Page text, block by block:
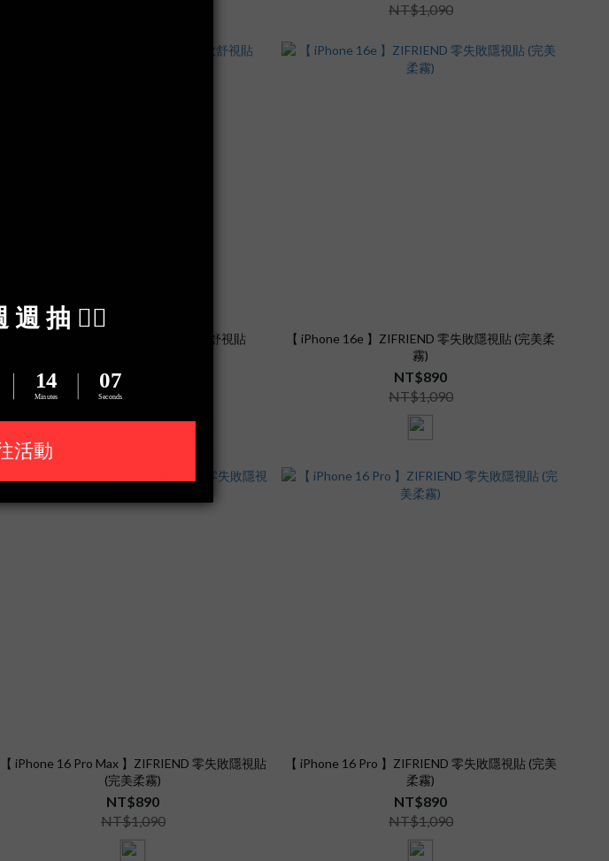
NT$1,090
【 iPhone 16e 】ZIFRIEND 零失敗舒視貼
NT$1,090
【 iPhone 16e 】ZIFRIEND 零失敗隱視貼 (完美柔
霧)
NT$890
NT$1,090
【 iPhone 16 Pro Max 】ZIFRIEND 零失敗隱視貼
(完美柔霧)
NT$890
NT$1,090
【 iPhone 16 Pro 】ZIFRIEND 零失敗隱視貼 (完美
柔霧)
NT$890
NT$1,090